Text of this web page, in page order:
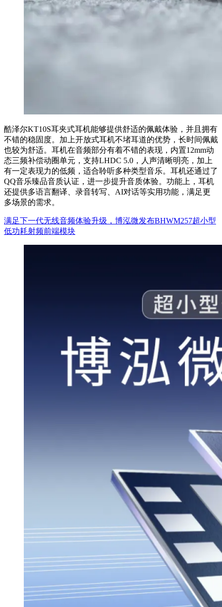
酷泽尔KT10S耳夹式耳机能够提供舒适的佩戴体验，并且拥有
不错的稳固度。加上开放式耳机不堵耳道的优势，长时间佩戴
也较为舒适。耳机在音频部分有着不错的表现，内置12mm动
态三频补偿动圈单元，支持LHDC 5.0，人声清晰明亮，加上
有一定表现力的低频，适合聆听多种类型音乐。耳机还通过了
QQ音乐臻品音质认证，进一步提升音质体验。功能上，耳机
还提供多语言翻译、录音转写、AI对话等实用功能，满足更
多场景的需求。
满足下一代无线音频体验升级，博泓微发布BHWM257超小型
低功耗射频前端模块